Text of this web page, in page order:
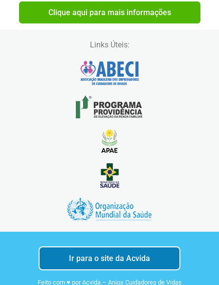
Clique aqui para mais informações
Links Úteis:
Ir para o site da Acvida
Feito com ♥ por Acvida – Anjos Cuidadores de Vidas